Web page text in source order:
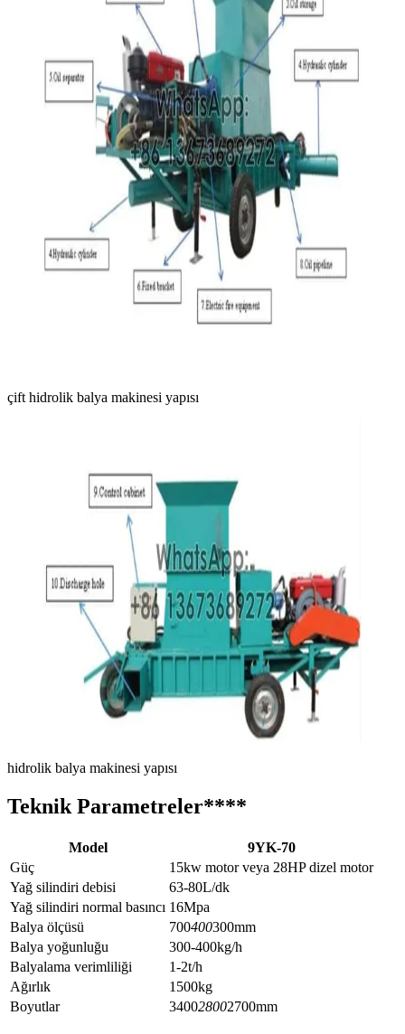
çift hidrolik balya makinesi yapısı
hidrolik balya makinesi yapısı
Teknik Parametreler****
Model
9YK-70
Güç
15kw motor veya 28HP dizel motor
Yağ silindiri debisi
63-80L/dk
Yağ silindiri normal basıncı 16Mpa
Balya ölçüsü
700400300mm
Balya yoğunluğu
300-400kg/h
Balyalama verimliliği
1-2t/h
Ağırlık
1500kg
Boyutlar
340028002700mm